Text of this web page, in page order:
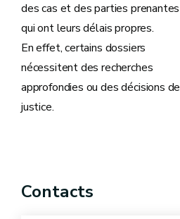
des cas et des parties prenantes
qui ont leurs délais propres.
En effet, certains dossiers
nécessitent des recherches
approfondies ou des décisions de
justice.
Contacts